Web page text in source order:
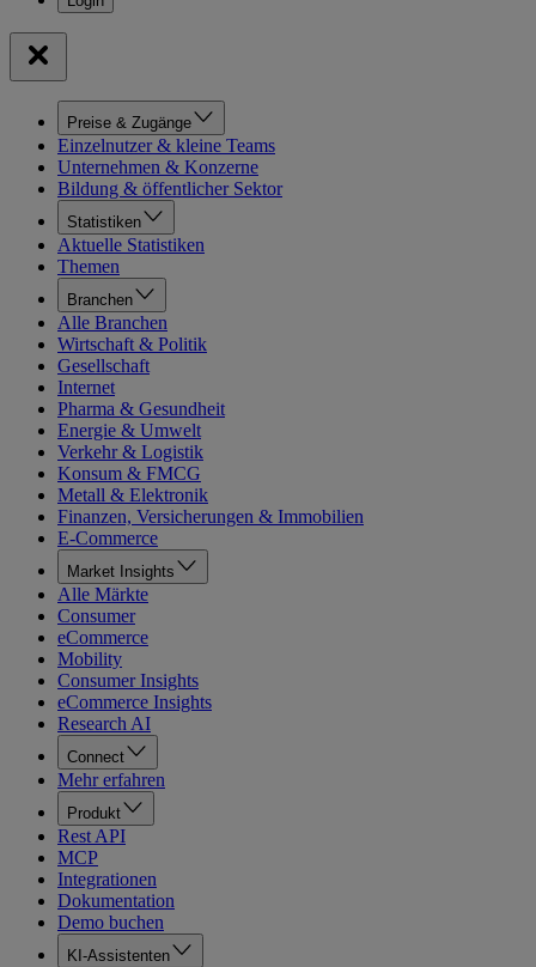
Preise & Zugänge
Einzelnutzer & kleine Teams
Unternehmen & Konzerne
Bildung & öffentlicher Sektor
Statistiken
Aktuelle Statistiken
Themen
Branchen
Alle Branchen
Wirtschaft & Politik
Gesellschaft
Internet
Pharma & Gesundheit
Energie & Umwelt
Verkehr & Logistik
Konsum & FMCG
Metall & Elektronik
Finanzen, Versicherungen & Immobilien
E-Commerce
Market Insights
Alle Märkte
Consumer
eCommerce
Mobility
Consumer Insights
eCommerce Insights
Research AI
Connect
Mehr erfahren
Produkt
Rest API
MCP
Integrationen
Dokumentation
Demo buchen
KI-Assistenten